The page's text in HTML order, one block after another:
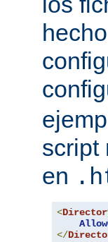
script
en
<
</